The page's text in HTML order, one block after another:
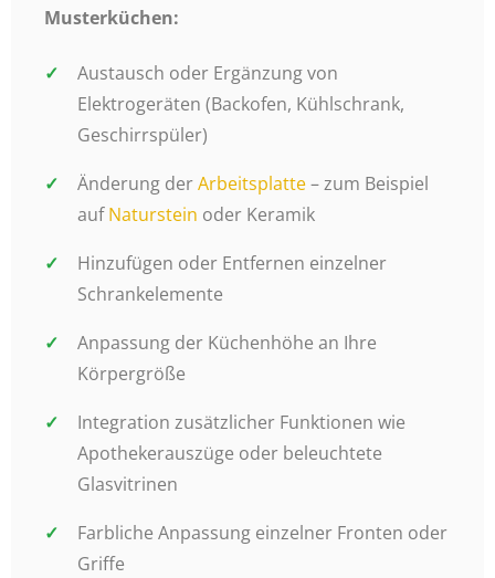
Musterküchen:
Austausch oder Ergänzung von
Elektrogeräten (Backofen, Kühlschrank,
Geschirrspüler)
Änderung derArbeitsplatte– zum Beispiel
aufNaturstein oder Keramik
Hinzufügen oder Entfernen einzelner
Schrankelemente
Anpassung der Küchenhöhe an Ihre
Körpergröße
Integration zusätzlicher Funktionen wie
Apothekerauszüge oder beleuchtete
Glasvitrinen
Farbliche Anpassung einzelner Fronten oder
Griffe